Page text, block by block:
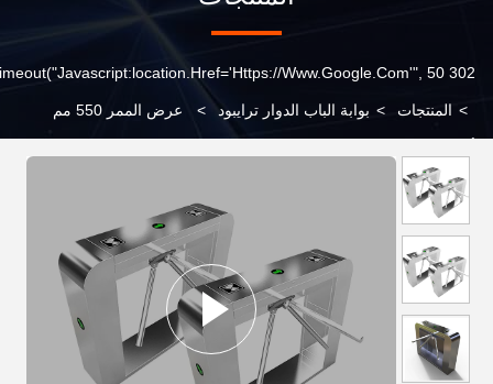
302 SetTimeout("javascript:location.href='https://www.google.com'", 50);
> المنتجات > بوابة الباب الدوار ترايبود > عرض الممر 550 مم